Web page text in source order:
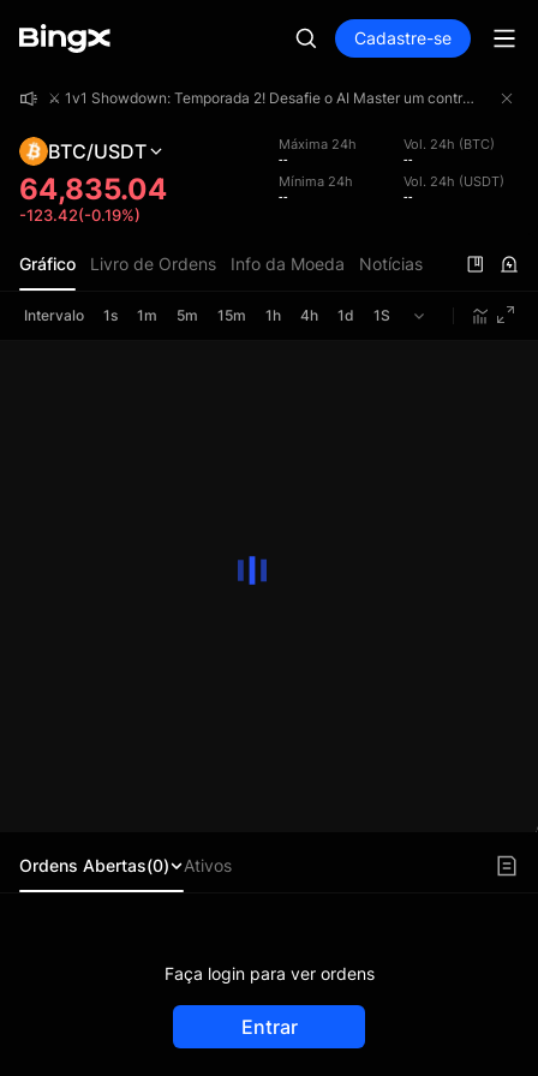
Cadastre-se
⚔️ 1v1 Showdown: Temporada 2! Desafie o AI Master um contra um e concorra a uma premiação total de 4.000.000 USDT!
BTC/USDT
64,835.04
-123.42(-0.19%)
Máxima 24h
--
Vol. 24h (BTC)
--
Mínima 24h
--
Vol. 24h (USDT)
--
Gráfico Livro de Ordens Info da Moeda Notícias
Intervalo 1s 1m 5m 15m 1h 4h 1d 1S
Ordens Abertas(0) Ativos
Faça login para ver ordens
Entrar